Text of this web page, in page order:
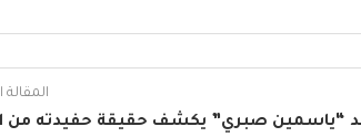
المقالة
“ياسمين صبري” يكشف حقيقة حفيدته من